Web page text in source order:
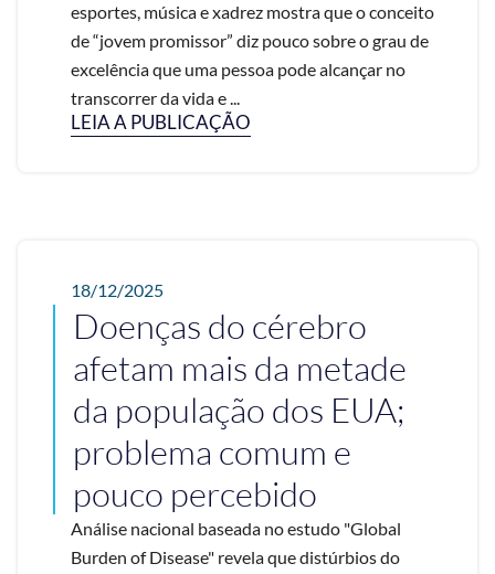
esportes, música e xadrez mostra que o conceito
de “jovem promissor” diz pouco sobre o grau de
excelência que uma pessoa pode alcançar no
transcorrer da vida e ...
LEIA A PUBLICAÇÃO
18/12/2025
Doenças do cérebro
afetam mais da metade
da população dos EUA;
problema comum e
pouco percebido
Análise nacional baseada no estudo "Global
Burden of Disease" revela que distúrbios do